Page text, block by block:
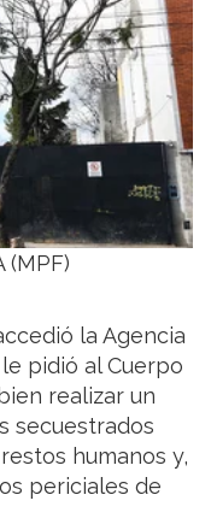
(MPF)
la Agencia
pidió al Cuerpo
realizar un
secuestrados
humanos y,
periciales de